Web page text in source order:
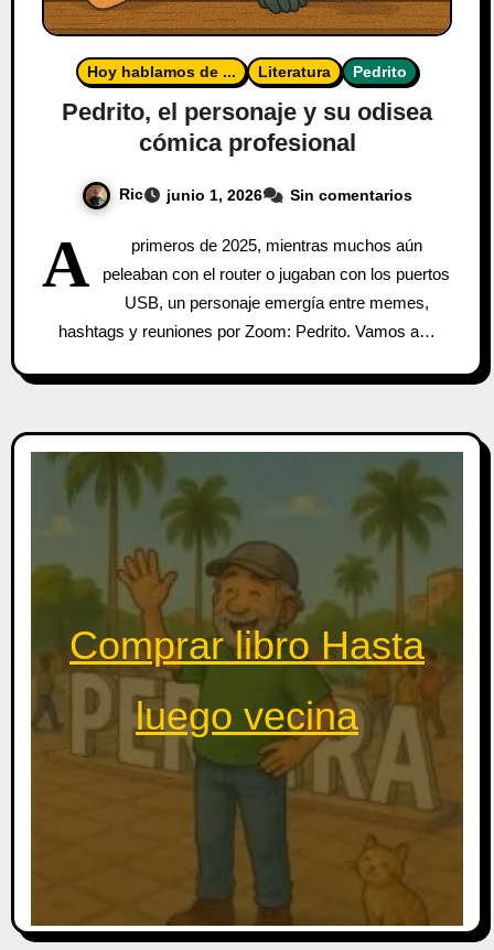
Hoy hablamos de ... Literatura Pedrito
Pedrito, el personaje y su odisea
cómica profesional
Ric junio 1, 2026 Sin comentarios
A
primeros de 2025, mientras muchos aún
peleaban con el router o jugaban con los puertos
USB, un personaje emergía entre memes,
hashtags y reuniones por Zoom: Pedrito. Vamos a…
Comprar libro Hasta
luego vecina